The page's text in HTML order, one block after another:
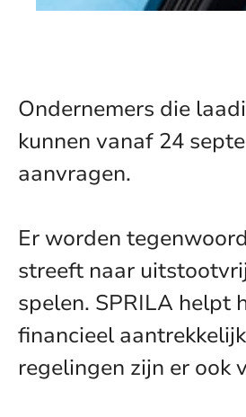
Ondernemers die
kunnen vanaf 24
aanvragen.
Er worden
streeft naar
spelen. SPRILA helpt
financieel
regelingen zijn er ook